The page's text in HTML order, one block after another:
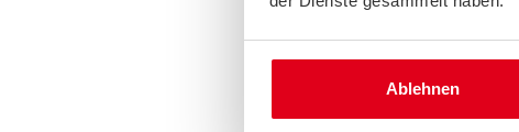
Ablehnen
Unfallstelle